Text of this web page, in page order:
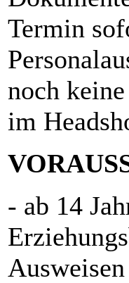
Termin
noch
im
- ab 14
Ausweisen